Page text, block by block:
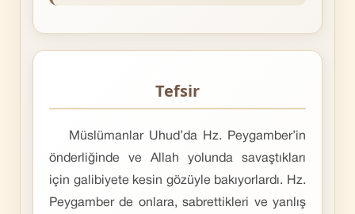
Tefsir
Müslümanlar Uhud’da Hz. Peygamber’in
önderliğinde ve Allah yolunda savaştıkları
için galibiyete kesin gözüyle bakıyorlardı. Hz.
Peygamber de onlara, sabrettikleri ve yanlış